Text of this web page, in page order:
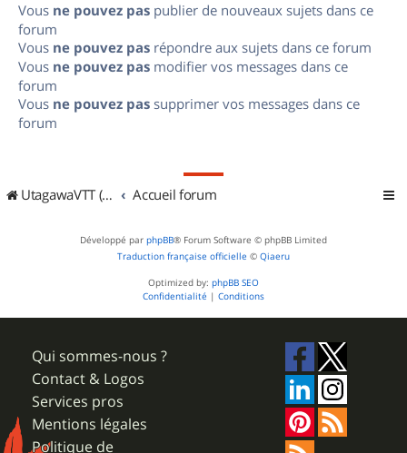
Vous ne pouvez pas publier de nouveaux sujets dans ce
forum
Vous ne pouvez pas répondre aux sujets dans ce forum
Vous ne pouvez pas modifier vos messages dans ce
forum
Vous ne pouvez pas supprimer vos messages dans ce
forum
UtagawaVTT (Randos VTT et VTTAE avec traces GPS) Accueil forum
Développé par phpBB® Forum Software © phpBB Limited
Traduction française officielle © Qiaeru
Optimized by: phpBB SEO
Confidentialité | Conditions
Qui sommes-nous ?
Contact & Logos
Services pros
Mentions légales
Politique de